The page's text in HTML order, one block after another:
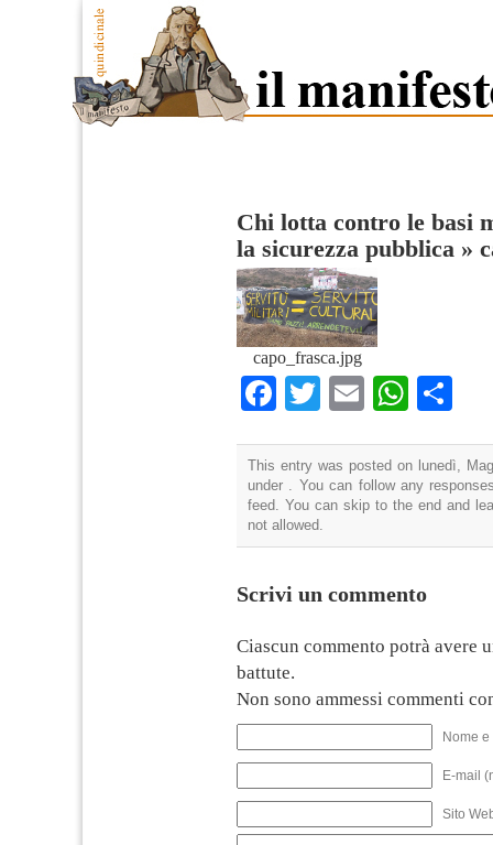
Chi lotta contro le basi
la sicurezza pubblica »
capo_frasca.jpg
Facebook
TwitterEmail
This entry was posted on lunedì,
under . You can follow any
feed. You can skip to the end and
not allowed.
Scrivi un commento
Ciascun commento potrà avere
battute.
Non sono ammessi commenti
Nome
E-mail
Sito